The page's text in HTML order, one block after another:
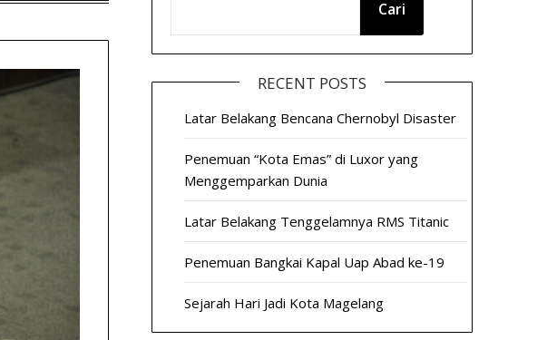
Cari
RECENT POSTS
Latar Belakang Bencana Chernobyl Disaster
Penemuan “Kota Emas” di Luxor yang
Menggemparkan Dunia
Latar Belakang Tenggelamnya RMS Titanic
Penemuan Bangkai Kapal Uap Abad ke-19
Sejarah Hari Jadi Kota Magelang